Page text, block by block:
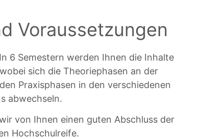
Voraussetzungen
6 Semestern werden Ihnen die Inhalte
sich die Theoriephasen an der
Praxisphasen in den verschiedenen
abwechseln.
von Ihnen einen guten Abschluss der
Hochschulreife.